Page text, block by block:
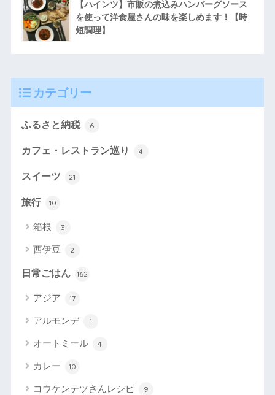
【ハインツ】市販の煮込みハンバーグソース
を使って洋食屋さんの味を楽しめます！【時
短調理】
カテゴリー
ふるさと納税 6
カフェ・レストラン巡り 4
スイーツ 21
旅行 10
箱根 3
西伊豆 2
日常ごはん 162
アジア 17
アルモンデ 1
オートミール 4
カレー 10
コウケンテツさんレシピ 9